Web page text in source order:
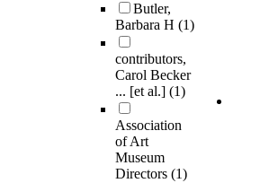
Butler,
Barbara H (1)
contributors,
Carol Becker
... [et al.] (1)
Association
of Art
Museum
Directors (1)